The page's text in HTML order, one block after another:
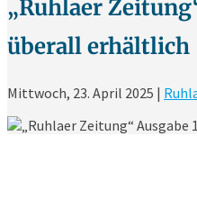
„Ruhlaer
überall erhältlich
Mittwoch, 23. April 2025 |